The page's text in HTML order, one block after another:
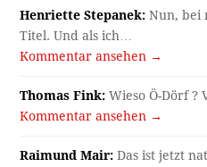
Henriette Stepanek: Nun, bei
Titel. Und als ich…
Kommentar ansehen →
Thomas Fink: Wieso Ö-Dörf ?
Kommentar ansehen →
Raimund Mair: Das ist jetzt